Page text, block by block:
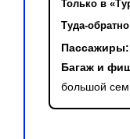
Только в
Туда-
Пассажиры:
Багаж и
большой